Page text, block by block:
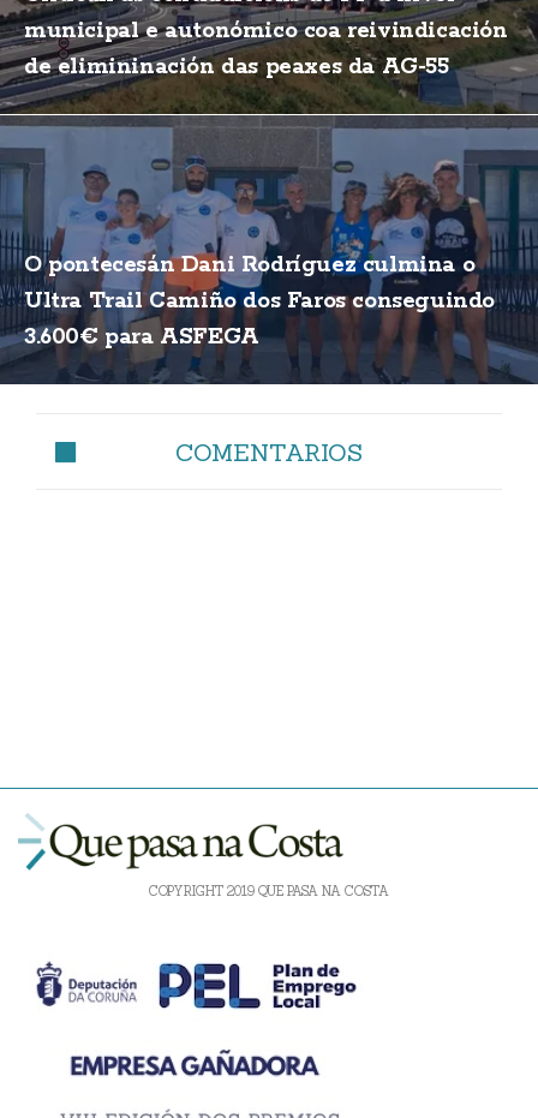
municipal e autonómico coa reivindicación
de elimininación das peaxes da AG-55
O pontecesán Dani Rodríguez culmina o
Ultra Trail Camiño dos Faros conseguindo
3.600€ para ASFEGA
COMENTARIOS
COPYRIGHT 2019 QUE PASA NA COSTA